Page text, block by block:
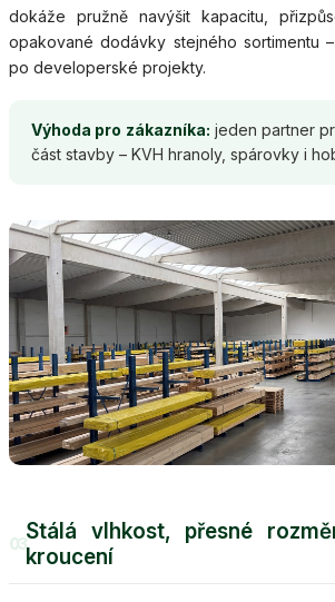
dokáže pružně navýšit kapacitu,
opakované dodávky stejného sortimentu
po developerské projekty.
Výhoda pro zákazníka: jeden partner
část stavby – KVH hranoly, spárovky i
03Stálá vlhkost, přesné
kroucení